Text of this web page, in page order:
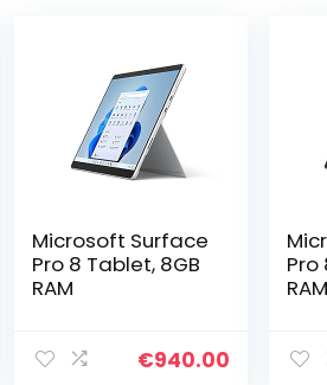
Microsoft Surface
Pro 8 Tablet, 8GB
RAM
€940.00
Pro
RAM